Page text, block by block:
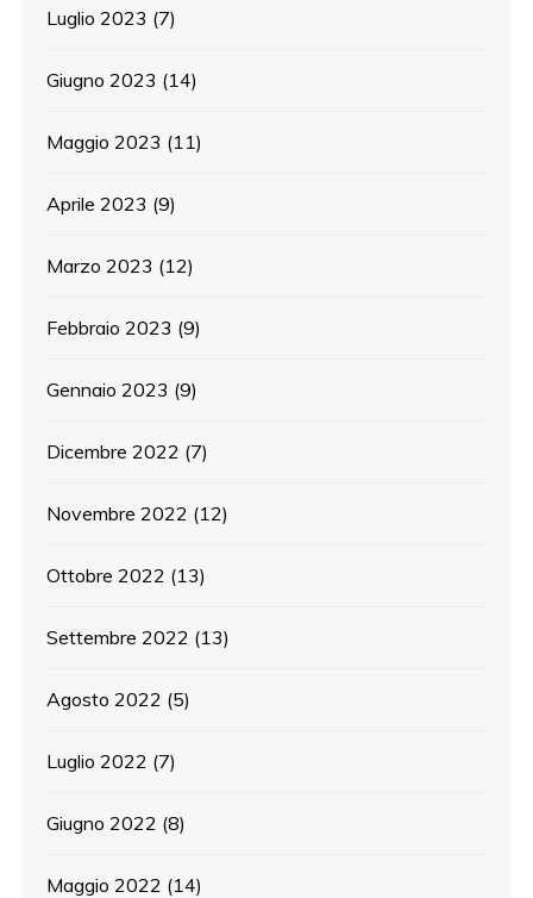
Luglio 2023 (7)
Giugno 2023 (14)
Maggio 2023 (11)
Aprile 2023 (9)
Marzo 2023 (12)
Febbraio 2023 (9)
Gennaio 2023 (9)
Dicembre 2022 (7)
Novembre 2022 (12)
Ottobre 2022 (13)
Settembre 2022 (13)
Agosto 2022 (5)
Luglio 2022 (7)
Giugno 2022 (8)
Maggio 2022 (14)